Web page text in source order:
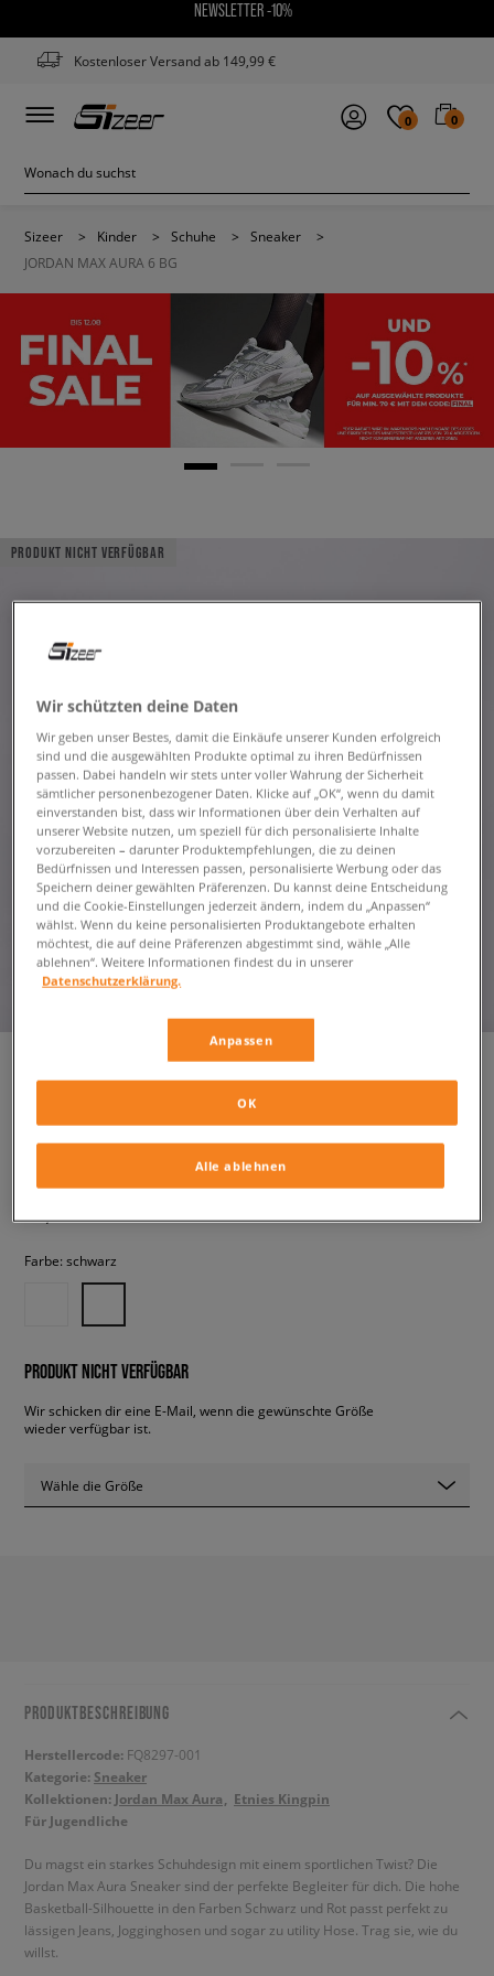
NEWSLETTER -10%
Kostenloser Versand ab 149,99 €
0 0
Sizeer > Kinder > Schuhe > Sneaker
>
JORDAN MAX AURA 6 BG
PRODUKT NICHT VERFÜGBAR
kinder, sneaker
Farbe: schwarz
PRODUKT NICHT VERFÜGBAR
Wir schicken dir eine E-Mail, wenn die gewünschte Größe
wieder verfügbar ist.
Wähle die Größe
PRODUKTBESCHREIBUNG
Herstellercode: FQ8297-001
Kategorie: Sneaker
Kollektionen: Jordan Max Aura
Etnies Kingpin
Für Jugendliche
Du magst ein starkes Schuhdesign mit einem sportlichen Twist? Die
Jordan Max Aura Sneaker sind der perfekte Begleiter für dich. Die hohe
Basketball-Silhouette in den Farben Schwarz und Rot passt perfekt zu
lässigen Jeans, Jogginghosen und sogar zu utility Hose. Trag sie, wie du
willst.
Wir schützten deine Daten
Wir geben unser Bestes, damit die Einkäufe unserer Kunden erfolgreich
sind und die ausgewählten Produkte optimal zu ihren Bedürfnissen
passen. Dabei handeln wir stets unter voller Wahrung der Sicherheit
sämtlicher personenbezogener Daten. Klicke auf „OK“, wenn du damit
einverstanden bist, dass wir Informationen über dein Verhalten auf
unserer Website nutzen, um speziell für dich personalisierte Inhalte
vorzubereiten – darunter Produktempfehlungen, die zu deinen
Bedürfnissen und Interessen passen, personalisierte Werbung oder das
Speichern deiner gewählten Präferenzen. Du kannst deine Entscheidung
und die Cookie-Einstellungen jederzeit ändern, indem du „Anpassen“
wählst. Wenn du keine personalisierten Produktangebote erhalten
möchtest, die auf deine Präferenzen abgestimmt sind, wähle „Alle
ablehnen“. Weitere Informationen findest du in unserer
Datenschutzerklärung.
Anpassen
Alle ablehnen
OK